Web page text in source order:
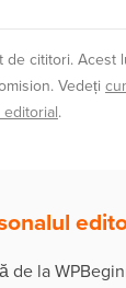
cititori. Acest
Vedeți
.
de la